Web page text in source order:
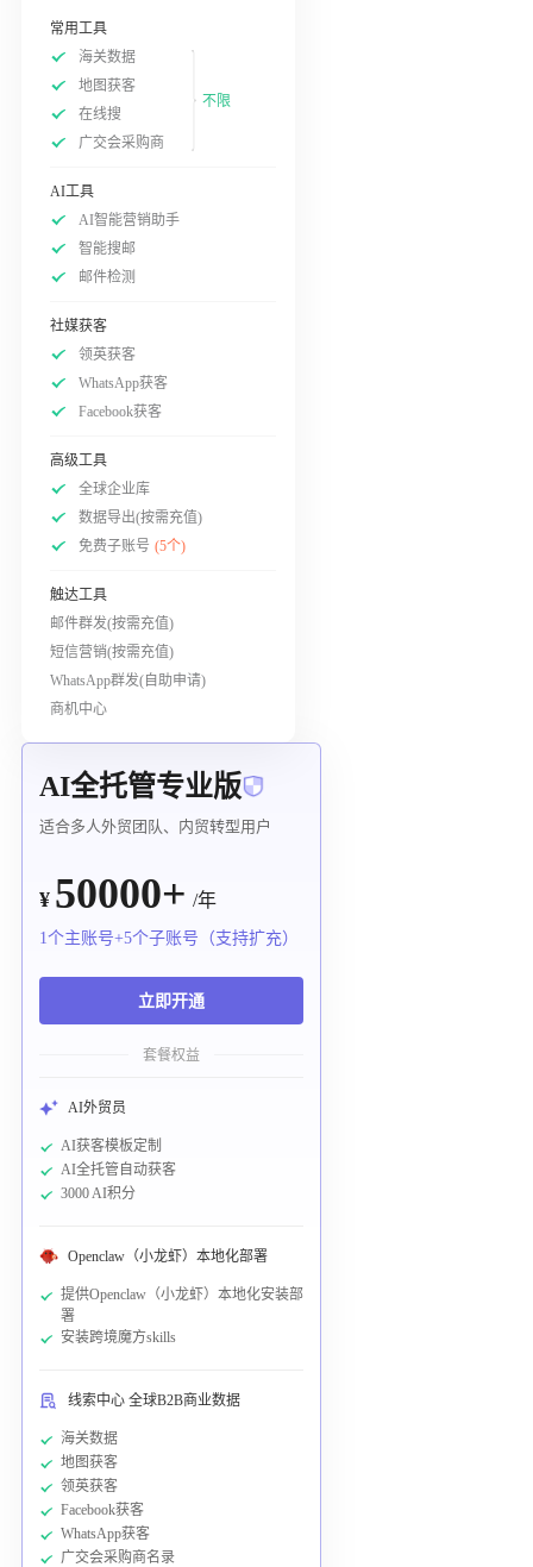
常用工具
海关数据
地图获客
在线搜
广交会采购商
不限
AI工具
AI智能营销助手
智能搜邮
邮件检测
社媒获客
领英获客
WhatsApp获客
Facebook获客
高级工具
全球企业库
数据导出(按需充值)
免费子账号 (5个)
触达工具
邮件群发(按需充值)
短信营销(按需充值)
WhatsApp群发(自助申请)
商机中心
AI全托管专业版
适合多人外贸团队、内贸转型用户
¥ 50000+ /年
1个主账号+5个子账号（支持扩充）
立即开通
套餐权益
AI外贸员
AI获客模板定制
AI全托管自动获客
3000 AI积分
Openclaw（小龙虾）本地化部署
提供Openclaw（小龙虾）本地化安装部
署
安装跨境魔方skills
线索中心 全球B2B商业数据
海关数据
地图获客
领英获客
Facebook获客
WhatsApp获客
广交会采购商名录